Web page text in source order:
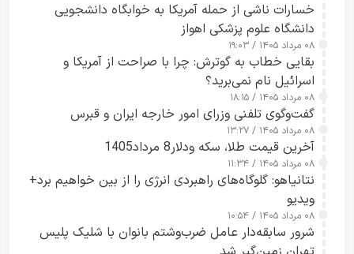
خسارات ناشی از حمله آمریکا به خوابگاه دانشجویی
دانشگاه علوم پزشکی اهواز
۰۸ مرداد ۱۴۰۵ / ۱۹:۰۳
بقایی خطاب به گوترش: چرا با صراحت از آمریکا و
اسرائیل نام نمی‌برید؟
۰۸ مرداد ۱۴۰۵ / ۱۸:۱۵
گفت‌وگوی تلفنی وزرای امور خارجه ایران و قبرس
۰۸ مرداد ۱۴۰۵ / ۱۳:۲۷
آخرین قیمت طلا، سکه ودلار8 مرداد1405
۰۸ مرداد ۱۴۰۵ / ۱۱:۳۴
نتانیاهو: گلوگاه‌های راهبردی انرژی را از بین خواهیم برد+
ویدیو
۰۸ مرداد ۱۴۰۵ / ۱۰:۵۴
شرور سابقه‌دار عامل ضرب‌وشتم بانوان با شلیک پلیس